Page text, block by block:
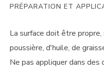
PRÉPARATION ET
La surface doit être
poussière, d'huile, de
Ne pas appliquer dans des